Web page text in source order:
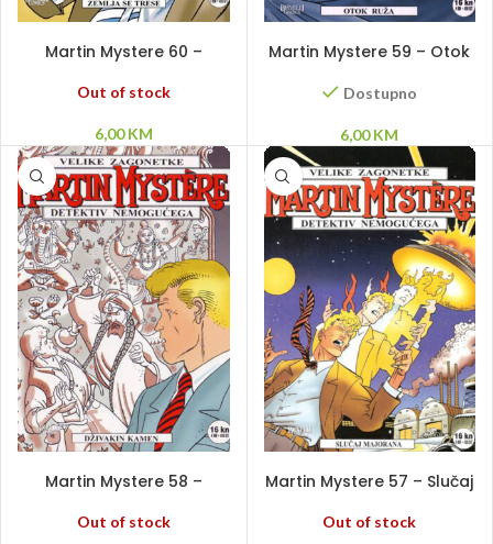
Martin Mystere 60 –
Out of stock
6,00KM
Martin Mystere 59 – Otok
Dostupno
6,00KM
Martin Mystere 58 –
Out of stock
Martin Mystere 57 – Slučaj
Out of stock